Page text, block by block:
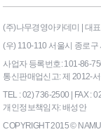
(주)나무경영아카데미 | 대표
(우) 110-110 서울시 종로
사업자 등록번호: 101-86-
통신판매업신고: 제 2012-
TEL : 02) 736-2500 | FAX :
개인정보책임자: 배성안
COPYRIGHT 2015 ©